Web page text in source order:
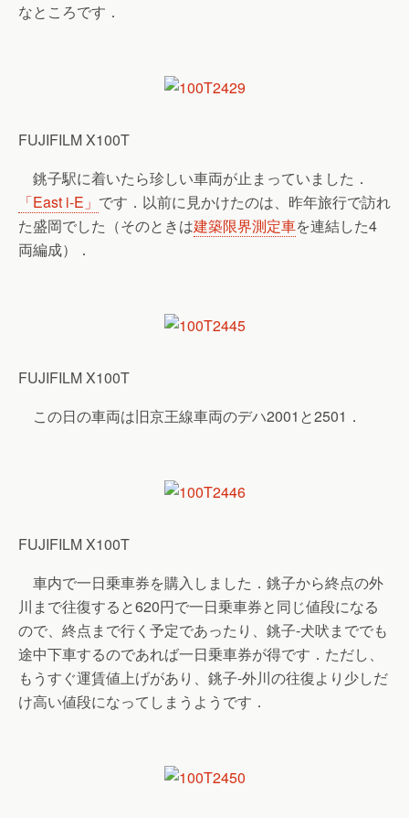
なところです．
FUJIFILM X100T
銚子駅に着いたら珍しい車両が止まっていました．
「East i-E」 です．以前に見かけたのは、昨年旅行で訪れ
た盛岡でした（そのときは建築限界測定車を連結した4
両編成）．
FUJIFILM X100T
この日の車両は旧京王線車両のデハ2001と2501．
FUJIFILM X100T
車内で一日乗車券を購入しました．銚子から終点の外
川まで往復すると620円で一日乗車券と同じ値段になる
ので、終点まで行く予定であったり、銚子-犬吠まででも
途中下車するのであれば一日乗車券が得です．ただし、
もうすぐ運賃値上げがあり、銚子-外川の往復より少しだ
け高い値段になってしまうようです．